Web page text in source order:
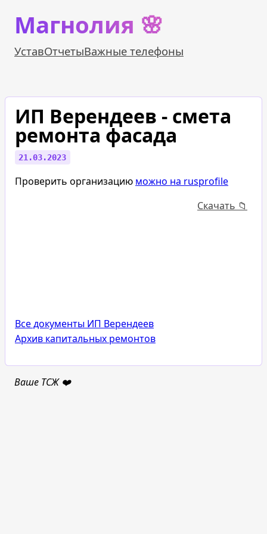
Магнолия 🌸
УставОтчетыВажные телефоны
ИП Верендеев - смета
ремонта фасада
21.03.2023
Проверить организацию можно на rusprofile
Cкачать 📁
Все документы ИП Верендеев
Архив капитальных ремонтов
Ваше ТСЖ ❤️